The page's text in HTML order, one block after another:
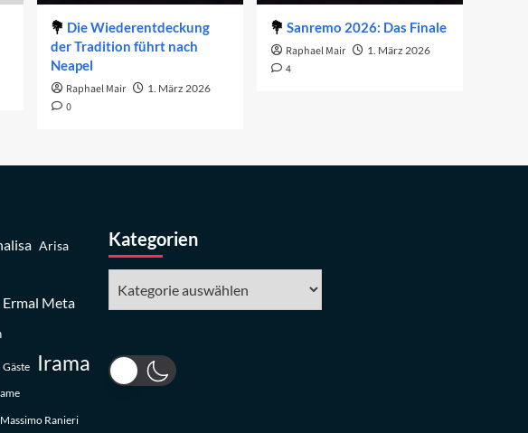
Die Wiederentdeckung
der Tradition führt nach
Neapel
Raphael Mair 1. März 2026
0
Sanremo 2026: Das Finale
Raphael Mair 1. März 2026
4
Arisa
Ermal Meta
Gäste Irama
Massimo Ranieri
Kategorien